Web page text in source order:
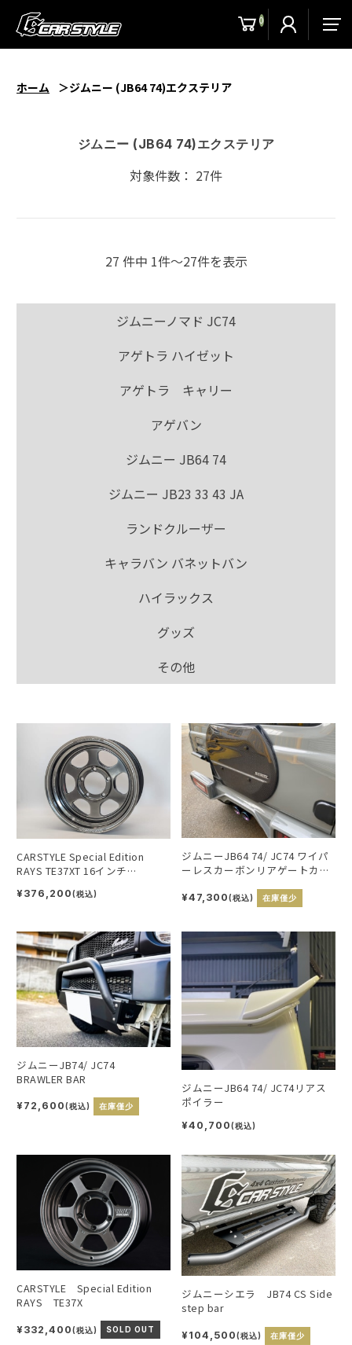
0
ホーム ジムニー (JB64 74)エクステリア
ジムニー (JB64 74)エクステリア
対象件数： 27件
27 件中 1件〜27件を表示
ジムニーノマド JC74
アゲトラ ハイゼット
アゲトラ キャリー
アゲバン
ジムニー JB64 74
ジムニー JB23 33 43 JA
ランドクルーザー
キャラバン バネットバン
ハイラックス
グッズ
その他
CARSTYLE Special Edition
RAYS TE37XT 16インチ
メタル
¥376,200(税込)
ジムニーJB64 74/ JC74 ワイパ
ーレスカーボンリアゲートカバ
¥47,300(税込) 在庫僅少
ジムニーJB74/ JC74
BRAWLER BAR
¥72,600(税込) 在庫僅少
ジムニーJB64 74/ JC74リアス
ポイラー
¥40,700(税込)
CARSTYLE Special Edition
RAYS TE37X
¥332,400(税込) SOLD OUT
ジムニーシエラ JB74 CS Side
step bar
¥104,500(税込) 在庫僅少